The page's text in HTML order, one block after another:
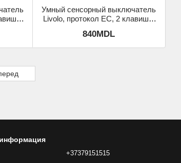
Умный сенсорный выключатель
Livolo, протокол ЕС, 2 клавиши,
840MDL
информация
+37379151515